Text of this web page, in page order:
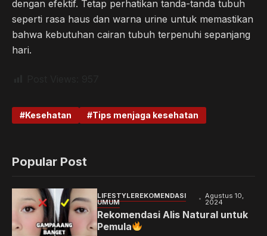
dengan efektif. Tetap perhatikan tanda-tanda tubuh
seperti rasa haus dan warna urine untuk memastikan
bahwa kebutuhan cairan tubuh terpenuhi sepanjang
hari.
Kesehatan Tips menjaga kesehatan
Popular Post
LIFESTYLEREKOMENDASI
UMUM
Agustus 10,
2024
Rekomendasi Alis Natural untuk
Pemula